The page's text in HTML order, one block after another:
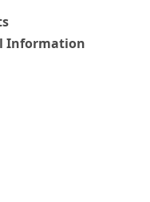
Information